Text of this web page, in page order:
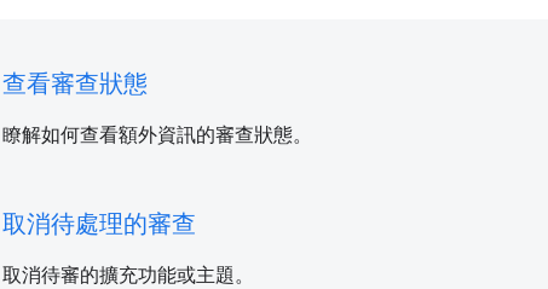
查看審查狀態
瞭解如何查看額外資訊的審查狀態。
取消待處理的審查
取消待審的擴充功能或主題。